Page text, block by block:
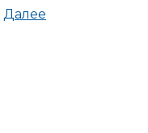
Далее